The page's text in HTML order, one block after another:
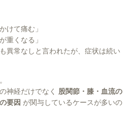
けて痛む」
重くなる」
異常なしと言われたが、症状は続い
神経だけでなく 股関節・膝・血流の
要因 が関与しているケースが多いの